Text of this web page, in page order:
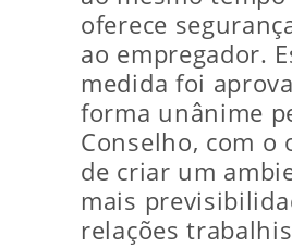
oferece
ao empregador.
medida foi
forma unânime
Conselho, com o
de criar um
mais
relações